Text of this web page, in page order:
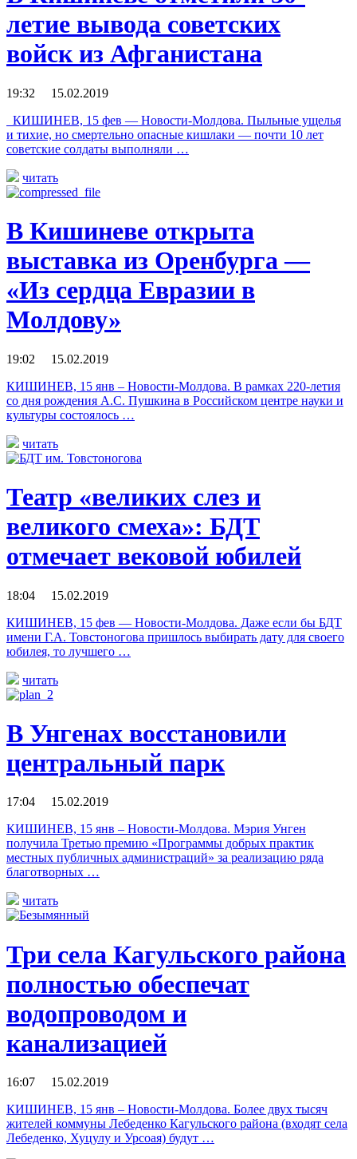
летие вывода советских
войск из Афганистана
19:32 15.02.2019
КИШИНЕВ, 15 фев — Новости-Молдова. Пыльные ущелья
и тихие, но смертельно опасные кишлаки — почти 10 лет
советские солдаты выполняли …
читать
В Кишиневе открыта
выставка из Оренбурга —
«Из сердца Евразии в
Молдову»
19:02 15.02.2019
КИШИНЕВ, 15 янв – Новости-Молдова. В рамках 220-летия
со дня рождения А.С. Пушкина в Российском центре науки и
культуры состоялось …
читать
Театр «великих слез и
великого смеха»: БДТ
отмечает вековой юбилей
18:04 15.02.2019
КИШИНЕВ, 15 фев — Новости-Молдова. Даже если бы БДТ
имени Г.А. Товстоногова пришлось выбирать дату для своего
юбилея, то лучшего …
читать
В Унгенах восстановили
центральный парк
17:04 15.02.2019
КИШИНЕВ, 15 янв – Новости-Молдова. Мэрия Унген
получила Третью премию «Программы добрых практик
местных публичных администраций» за реализацию ряда
благотворных …
читать
Три села Кагульского района
полностью обеспечат
водопроводом и
канализацией
16:07 15.02.2019
КИШИНЕВ, 15 янв – Новости-Молдова. Более двух тысяч
жителей коммуны Лебеденко Кагульского района (входят села
Лебеденко, Хуцулу и Урсоая) будут …